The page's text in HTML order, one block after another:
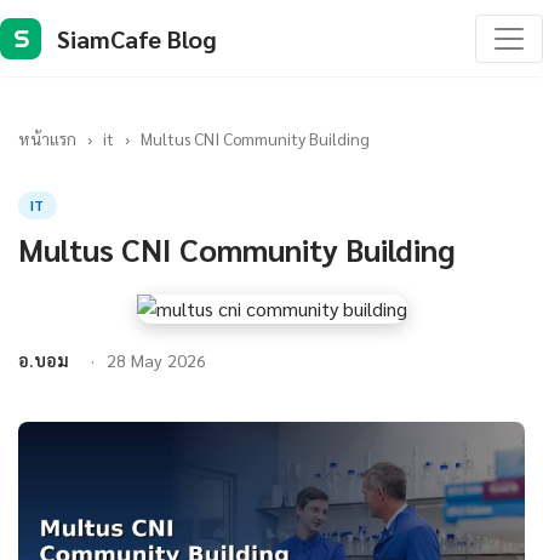
S SiamCafe Blog
หน้าแรก › it › Multus CNI Community Building
IT
Multus CNI Community Building
อ.บอม 28 May 2026